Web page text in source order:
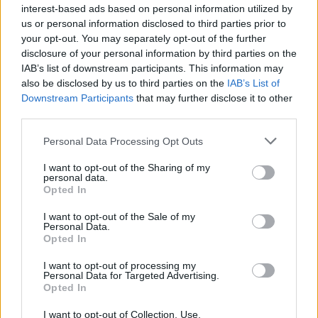
interest-based ads based on personal information utilized by
us or personal information disclosed to third parties prior to
your opt-out. You may separately opt-out of the further
disclosure of your personal information by third parties on the
IAB’s list of downstream participants. This information may
also be disclosed by us to third parties on the IAB’s List of
Downstream Participants that may further disclose it to other
Personal Data Processing Opt Outs
I want to opt-out of the Sharing of my
personal data.
Opted In
I want to opt-out of the Sale of my
Personal Data.
Opted In
I want to opt-out of processing my
Personal Data for Targeted Advertising.
Opted In
I want to opt-out of Collection, Use,
Efter gräddning: